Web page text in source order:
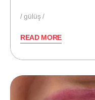
gülüş
READ MORE